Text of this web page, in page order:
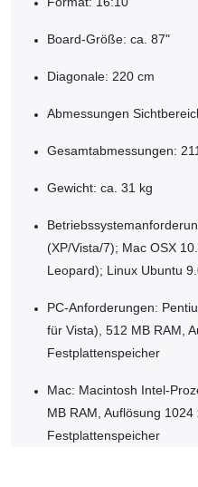
Board-Größe: ca. 87"
Diagonale: 220 cm
Abmessungen
Gesamtabmessungen:
Gewicht: ca. 31 kg
(XP/Vista/7); Mac OSX
Leopard); Linux Ubuntu
PC-Anforderungen:
für Vista), 512 MB RAM,
Festplattenspeicher
Mac: Macintosh Intel-
MB RAM, Auflösung
Festplattenspeicher